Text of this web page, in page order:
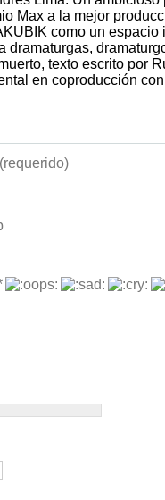
Max a la mejor
como un
dramaturgas,
texto escrito por
en coproducción